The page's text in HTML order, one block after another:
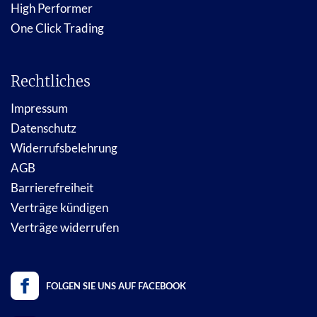
High Performer
One Click Trading
Rechtliches
Impressum
Datenschutz
Widerrufsbelehrung
AGB
Barrierefreiheit
Verträge kündigen
Verträge widerrufen
FOLGEN SIE UNS AUF FACEBOOK